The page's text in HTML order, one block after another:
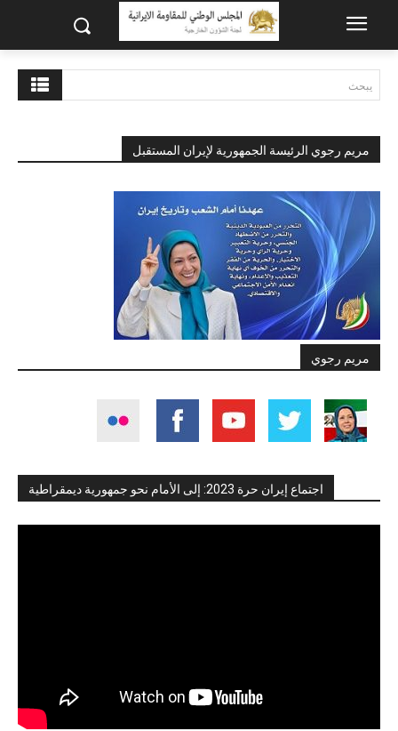
يبحث
مريم رجوي الرئيسة الجمهورية لإيران المستقبل
مريم رجوي
اجتماع إيران حرة 2023: إلى الأمام نحو جمهورية ديمقراطية